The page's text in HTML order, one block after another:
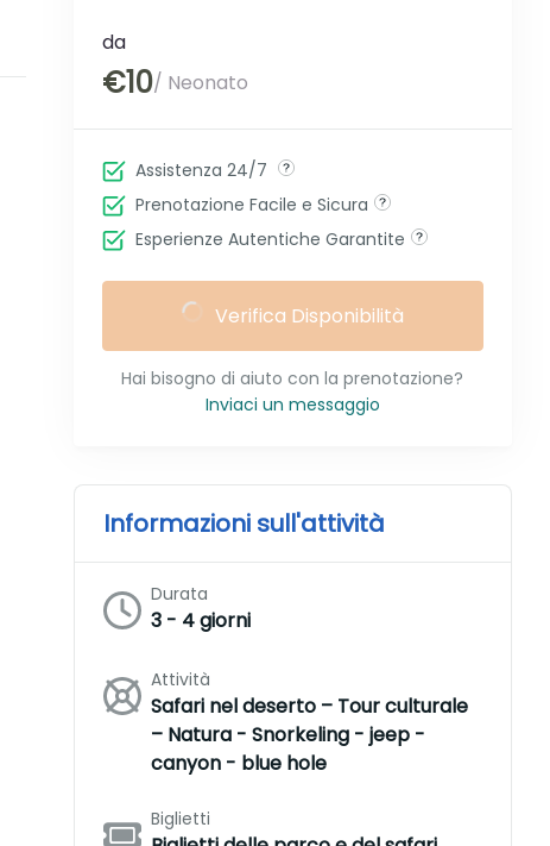
da
€10/ Neonato
Assistenza 24/7
Prenotazione Facile e Sicura
Esperienze Autentiche Garantite
Verifica Disponibilità
Hai bisogno di aiuto con la prenotazione?
Inviaci un messaggio
Informazioni sull'attività
Durata
3 - 4 giorni
Attività
Safari nel deserto – Tour culturale
– Natura - Snorkeling - jeep -
canyon - blue hole
Biglietti